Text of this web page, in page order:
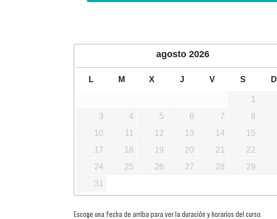
agosto 2026
L M X J V S D
1
3
4 5 6 7 8
10
11 12 13 14 15
17
18 19 20 21 22
24
25 26 27 28 29
31
Escoge una fecha de arriba para ver la duración y horarios del curso.